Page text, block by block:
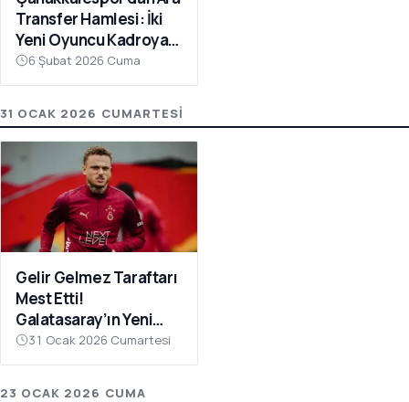
Transfer Hamlesi: İki
Yeni Oyuncu Kadroya
Katıldı
6 Şubat 2026 Cuma
31 OCAK 2026 CUMARTESI
Gelir Gelmez Taraftarı
Mest Etti!
Galatasaray’ın Yeni
Transferi Noa Lang’dan
Olay Çağrı
31 Ocak 2026 Cumartesi
23 OCAK 2026 CUMA